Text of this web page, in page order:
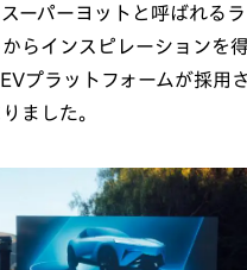
ーパーヨットと呼ばれる
らインスピレーションを
プラットフォームが採用
ました。